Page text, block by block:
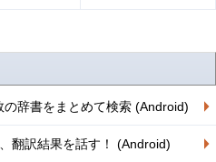
辞書をまとめて検索 (Android)
翻訳結果を話す！ (Android)